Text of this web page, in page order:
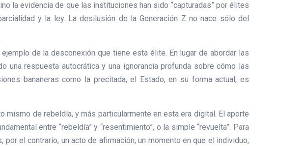
la evidencia de que las instituciones han sido “capturadas” por élites
y la ley. La desilusión de la Generación Z no nace sólo del
de la desconexión que tiene esta élite. En lugar de abordar las
respuesta autocrática y una ignorancia profunda sobre cómo las
bananeras como la precitada, el Estado, en su forma actual, es
de rebeldía, y más particularmente en esta era digital. El aporte
entre “rebeldía” y “resentimiento”, o la simple “revuelta”. Para
el contrario, un acto de afirmación, un momento en que el individuo,